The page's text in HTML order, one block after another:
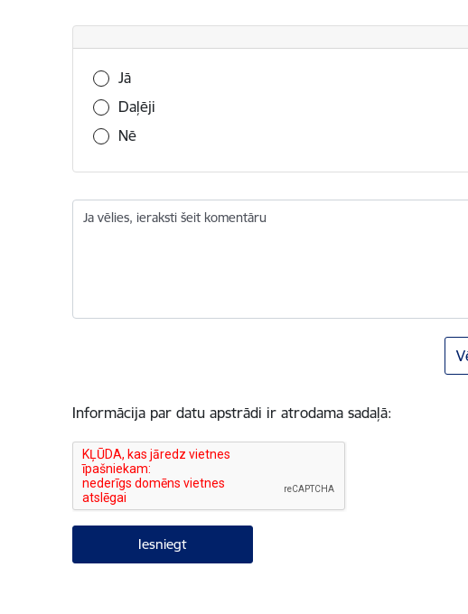
Vai šī informācija bija noderīga?
Jā
Daļēji
Nē
Ja vēlies, ieraksti šeit komentāru
Informācija par datu apstrādi ir atrodama sadaļā: